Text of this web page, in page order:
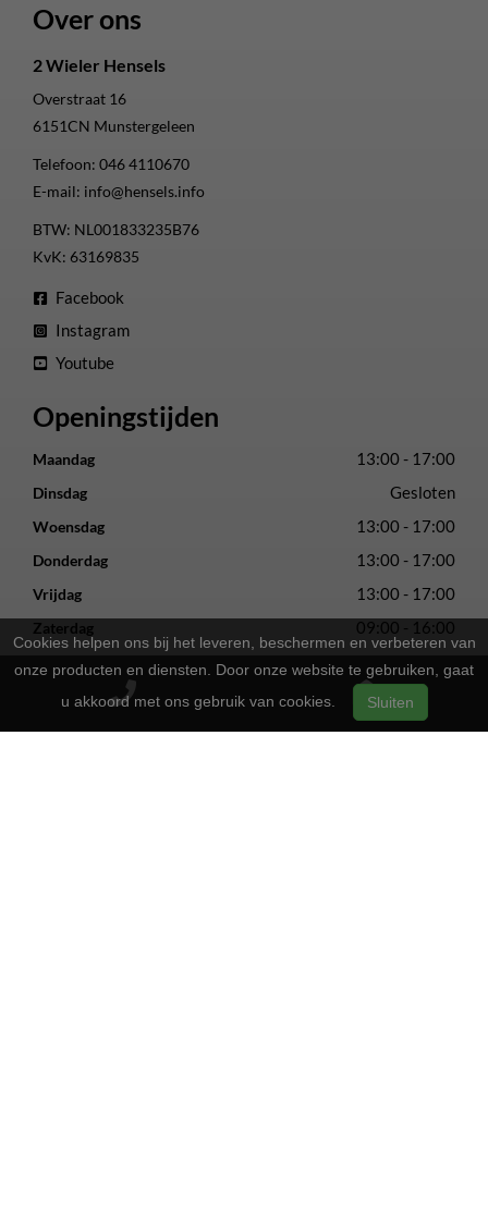
Over ons
2 Wieler Hensels
Overstraat 16
6151CN Munstergeleen
Telefoon: 046 4110670
E-mail: info@hensels.info
BTW: NL001833235B76
KvK: 63169835
Facebook
Instagram
Youtube
Openingstijden
Maandag 13:00 - 17:00
Dinsdag Gesloten
Woensdag 13:00 - 17:00
Donderdag 13:00 - 17:00
Vrijdag 13:00 - 17:00
Zaterdag 09:00 - 16:00
Zondag Gesloten
2-Wielers Hensels in een nieuw jasje: Welkom bij de Norta
Cookies helpen ons bij het leveren, beschermen en verbeteren van
onze producten en diensten. Door onze website te gebruiken, gaat
u akkoord met ons gebruik van cookies.
Sluiten